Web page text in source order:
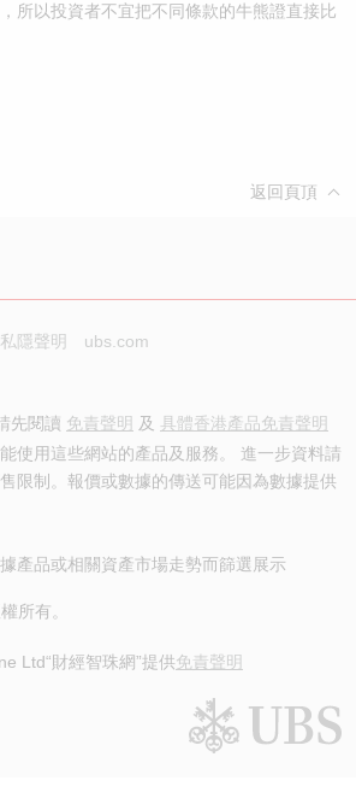
所以投資者不宜把不同條款的牛熊證直接比
返回頁頂
私隱聲明 ubs.com
先閱讀 免責聲明 及 具體香港產品免責聲明
使用這些網站的產品及服務。 進一步資料請
限制。報價或數據的傳送可能因為數據提供
產品或相關資產市場走勢而篩選展示
所有。
Ltd“財經智珠網”提供免責聲明